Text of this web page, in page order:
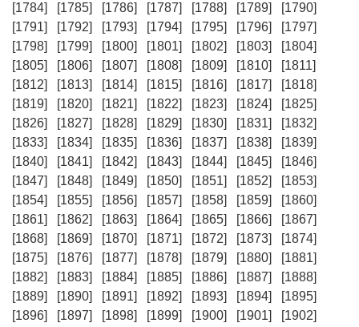
[1784]
[1785] [1786] [1787] [1788] [1789]
[1790]
[1791]
[1792] [1793] [1794] [1795] [1796]
[1797]
[1798]
[1799] [1800] [1801] [1802] [1803]
[1804]
[1805]
[1806] [1807] [1808] [1809] [1810]
[1811]
[1812]
[1813] [1814] [1815] [1816] [1817]
[1818]
[1819]
[1820] [1821] [1822] [1823] [1824]
[1825]
[1826]
[1827] [1828] [1829] [1830] [1831]
[1832]
[1833]
[1834] [1835] [1836] [1837] [1838]
[1839]
[1840]
[1841] [1842] [1843] [1844] [1845]
[1846]
[1847]
[1848] [1849] [1850] [1851] [1852]
[1853]
[1854]
[1855] [1856] [1857] [1858] [1859]
[1860]
[1861]
[1862] [1863] [1864] [1865] [1866]
[1867]
[1868]
[1869] [1870] [1871] [1872] [1873]
[1874]
[1875]
[1876] [1877] [1878] [1879] [1880]
[1881]
[1882]
[1883] [1884] [1885] [1886] [1887]
[1888]
[1889]
[1890] [1891] [1892] [1893] [1894]
[1895]
[1896]
[1897] [1898] [1899] [1900] [1901]
[1902]